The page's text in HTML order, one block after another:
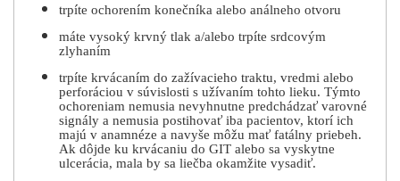
trpíte ochorením konečníka alebo análneho otvoru
máte vysoký krvný tlak a/alebo trpíte srdcovým
zlyhaním
trpíte krvácaním do zažívacieho traktu, vredmi alebo
perforáciou v súvislosti s užívaním tohto lieku. Týmto
ochoreniam nemusia nevyhnutne predchádzať varovné
signály a nemusia postihovať iba pacientov, ktorí ich
majú v anamnéze a navyše môžu mať fatálny priebeh.
Ak dôjde ku krvácaniu do GIT alebo sa vyskytne
ulcerácia, mala by sa liečba okamžite vysadiť.